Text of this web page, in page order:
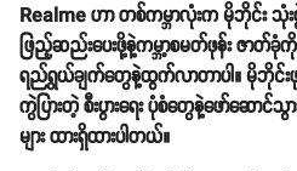
Realme ဟာ တစ်ကမ္ဘာလုံးက မိုဘိုင်း
ဖြည့်ဆည်းပေးဖို့နဲ့ကမ္ဘာ့စမတ်ဖုန်း ဇာတ်ခုံ
ရည်ရွယ်ချက်တွေနဲ့ထွက်လာတာပါ။ မိုဘိုင်
ကွဲပြားတဲ့ စီးပွားရေး ပုံစံတွေနဲ့ဖော်ဆောင်
များ ထားရှိထားပါတယ်။